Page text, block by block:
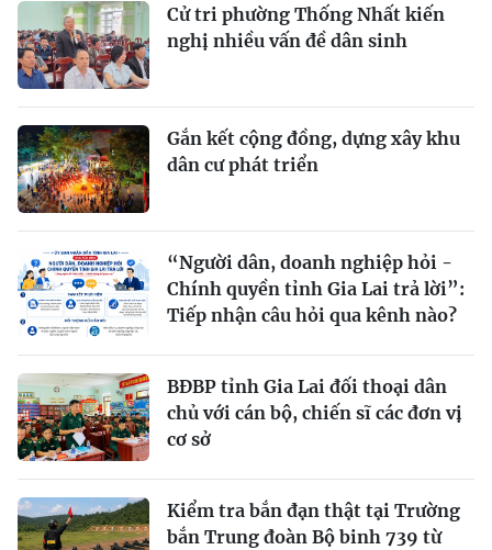
Cử tri phường Thống Nhất kiến
nghị nhiều vấn đề dân sinh
Gắn kết cộng đồng, dựng xây khu
dân cư phát triển
“Người dân, doanh nghiệp hỏi -
Chính quyền tỉnh Gia Lai trả lời”:
Tiếp nhận câu hỏi qua kênh nào?
BĐBP tỉnh Gia Lai đối thoại dân
chủ với cán bộ, chiến sĩ các đơn vị
cơ sở
Kiểm tra bắn đạn thật tại Trường
bắn Trung đoàn Bộ binh 739 từ